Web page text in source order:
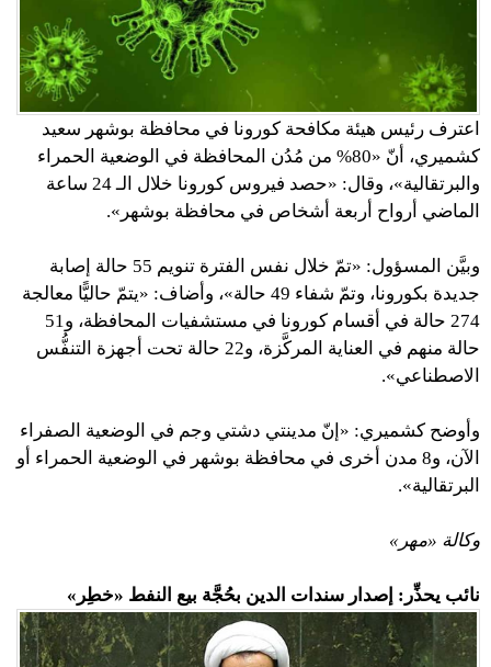
اعترف رئيس هيئة مكافحة كورونا في محافظة بوشهر سعيد
كشميري، أنّ «80% من مُدُن المحافظة في الوضعية الحمراء
والبرتقالية»، وقال: «حصد فيروس كورونا خلال الـ 24 ساعة
الماضي أرواح أربعة أشخاص في محافظة بوشهر».
وبيَّن المسؤول: «تمّ خلال نفس الفترة تنويم 55 حالة إصابة
جديدة بكورونا، وتمّ شفاء 49 حالة»، وأضاف: «يتمّ حاليًّا معالجة
274 حالة في أقسام كورونا في مستشفيات المحافظة، و51
حالة منهم في العناية المركَّزة، و22 حالة تحت أجهزة التنفُّس
الاصطناعي».
وأوضح كشميري: «إنّ مدينتي دشتي وجم في الوضعية الصفراء
الآن، و8 مدن أخرى في محافظة بوشهر في الوضعية الحمراء أو
البرتقالية».
وكالة «مهر»
نائب يحذِّر: إصدار سندات الدين بحُجَّة بيع النفط «خطِر»